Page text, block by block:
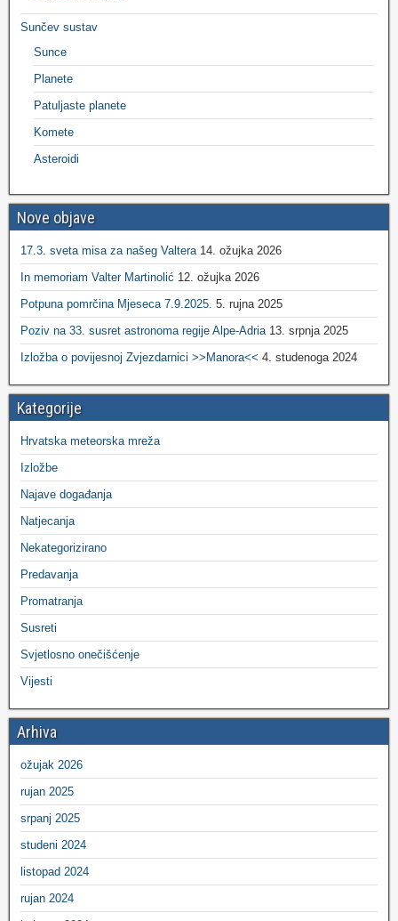
Sunčev sustav
Sunce
Planete
Patuljaste planete
Komete
Asteroidi
Nove objave
17.3. sveta misa za našeg Valtera 14. ožujka 2026
In memoriam Valter Martinolić 12. ožujka 2026
Potpuna pomrčina Mjeseca 7.9.2025. 5. rujna 2025
Poziv na 33. susret astronoma regije Alpe-Adria 13. srpnja 2025
Izložba o povijesnoj Zvjezdarnici >>Manora<< 4. studenoga 2024
Kategorije
Hrvatska meteorska mreža
Izložbe
Najave događanja
Natjecanja
Nekategorizirano
Predavanja
Promatranja
Susreti
Svjetlosno onečišćenje
Vijesti
Arhiva
ožujak 2026
rujan 2025
srpanj 2025
studeni 2024
listopad 2024
rujan 2024